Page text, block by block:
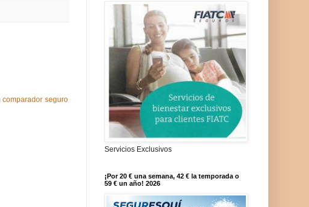
comparador seguro
Servicios Exclusivos
¡Por 20 € una semana, 42 € la temporada o
59 € un año! 2026